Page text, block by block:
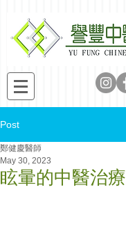
Post
眩暈的中醫治療
鄭健慶醫師
May 30, 2023